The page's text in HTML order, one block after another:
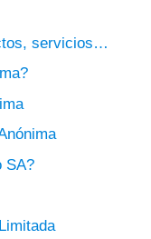
servicios…
SA?